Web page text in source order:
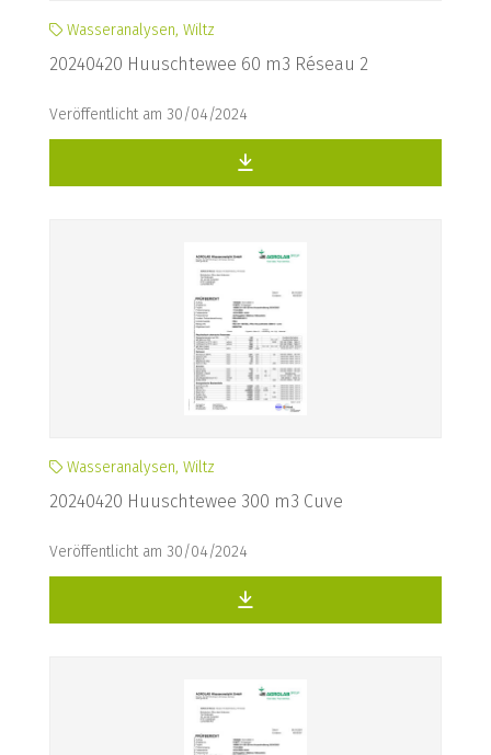
Wasseranalysen, Wiltz
20240420 Huuschtewee 60 m3 Réseau 2
Veröffentlicht am 30/04/2024
Wasseranalysen, Wiltz
20240420 Huuschtewee 300 m3 Cuve
Veröffentlicht am 30/04/2024